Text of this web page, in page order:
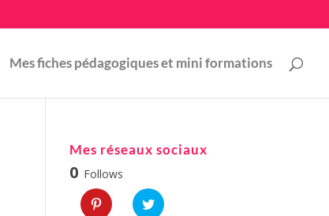
Mes fiches pédagogiques et mini formations
Mes réseaux sociaux
0 Follows